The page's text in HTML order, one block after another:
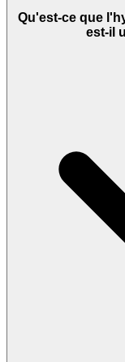
Qu'est-ce que
est-il